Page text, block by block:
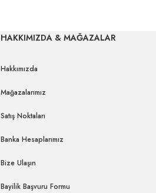
HAKKIMIZDA & MAĞAZALAR
Hakkımızda
Mağazalarımız
Satış Noktaları
Banka Hesaplarımız
Bize Ulaşın
Bayilik Başvuru Formu